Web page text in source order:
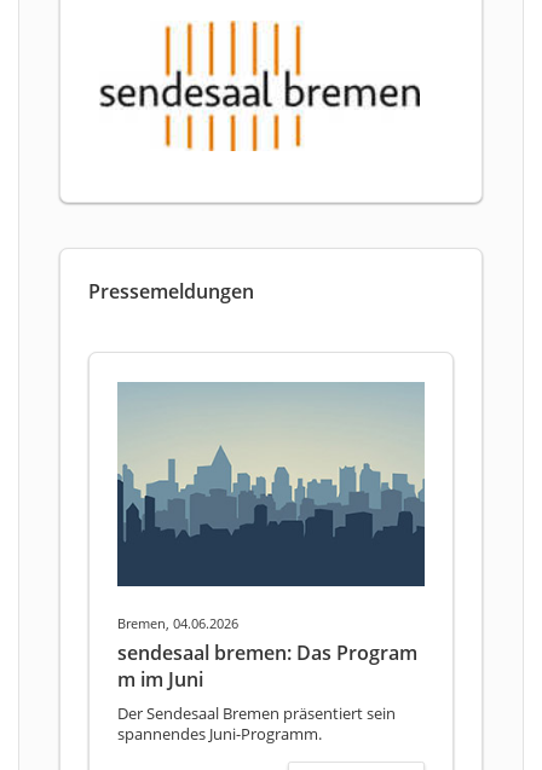
Pressemeldungen
Bremen, 04.06.2026
sendesaal bremen: Das Program
m im Juni
Der Sendesaal Bremen präsentiert sein
spannendes Juni-Programm.